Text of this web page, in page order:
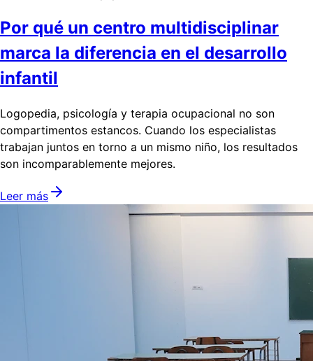
Por qué un centro multidisciplinar
marca la diferencia en el desarrollo
infantil
Logopedia, psicología y terapia ocupacional no son
compartimentos estancos. Cuando los especialistas
trabajan juntos en torno a un mismo niño, los resultados
son incomparablemente mejores.
Leer más